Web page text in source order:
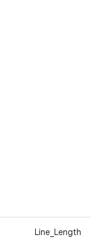
Line_Length